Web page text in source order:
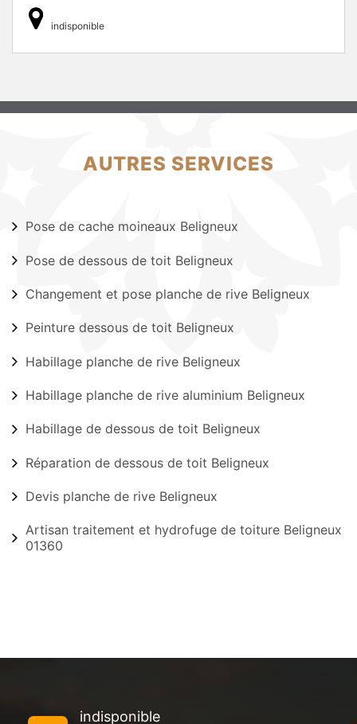
indisponible
AUTRES SERVICES
Pose de cache moineaux Beligneux
Pose de dessous de toit Beligneux
Changement et pose planche de rive Beligneux
Peinture dessous de toit Beligneux
Habillage planche de rive Beligneux
Habillage planche de rive aluminium Beligneux
Habillage de dessous de toit Beligneux
Réparation de dessous de toit Beligneux
Devis planche de rive Beligneux
Artisan traitement et hydrofuge de toiture Beligneux
01360
indisponible